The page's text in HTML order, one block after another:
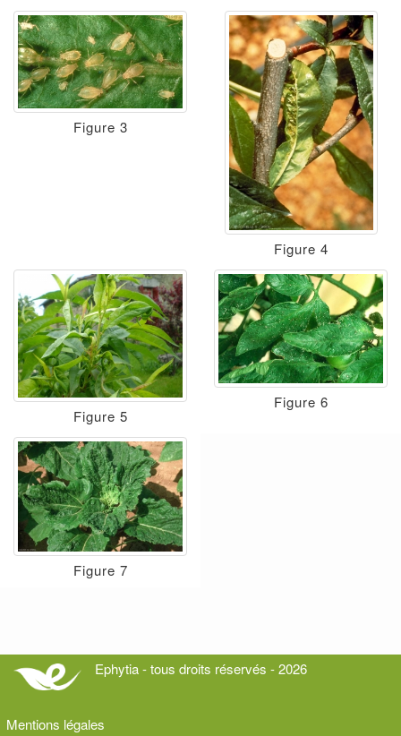
Figure 3
Figure 4
Figure 5
Figure 6
Figure 7
Ephytia - tous droits réservés - 2026
Mentions légales